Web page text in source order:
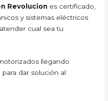
Revolucion es certificado,
y sistemas eléctricos
cual sea tu
llegando
dar solución al